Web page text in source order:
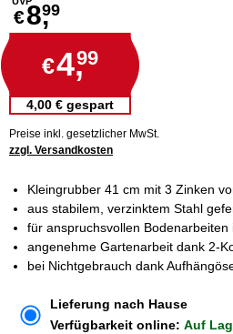
€8,99
€4,99
4,00 € gespart
Preise inkl. gesetzlicher MwSt.
zzgl. Versandkosten
Kleingrubber 41 cm mit 3 Zinken
aus stabilem, verzinktem Stahl
für anspruchsvollen Bodenarbeiten
angenehme Gartenarbeit dank 2-
bei Nichtgebrauch dank
Lieferung nach Hause
Verfügbarkeit online: Auf